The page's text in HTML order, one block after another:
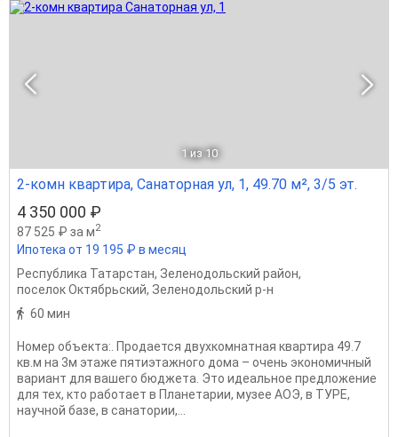
1 из 10
2-комн квартира, Санаторная ул, 1, 49.70 м², 3/5 эт.
4 350 000 ₽
87 525 ₽ за м2
Ипотека от 19 195 ₽ в месяц
Республика Татарстан, Зеленодольский район,
поселок Октябрьский, Зеленодольский р-н
60 мин
Номер объекта:. Продается двухкомнатная квартира 49.7
кв.м на 3м этаже пятиэтажного дома – очень экономичный
вариант для вашего бюджета. Это идеальное предложение
для тех, кто работает в Планетарии, музее АОЭ, в ТУРЕ,
научной базе, в санатории,...